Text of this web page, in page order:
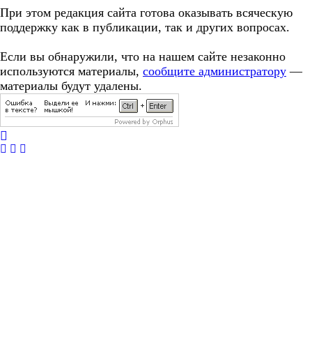
При этом редакция сайта готова оказывать всяческую
поддержку как в публикации, так и других вопросах.
Если вы обнаружили, что на нашем сайте незаконно
используются материалы, сообщите администратору —
материалы будут удалены.